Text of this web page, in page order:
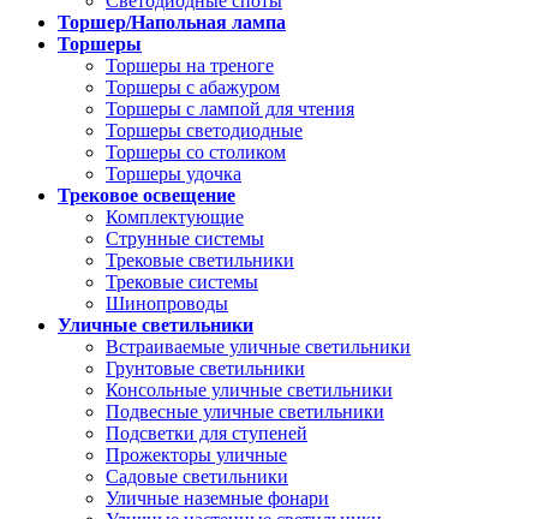
Торшер/Напольная лампа
Торшеры
Торшеры на треноге
Торшеры с абажуром
Торшеры с лампой для чтения
Торшеры светодиодные
Торшеры со столиком
Торшеры удочка
Трековое освещение
Комплектующие
Струнные системы
Трековые светильники
Трековые системы
Шинопроводы
Уличные светильники
Встраиваемые уличные светильники
Грунтовые светильники
Консольные уличные светильники
Подвесные уличные светильники
Подсветки для ступеней
Прожекторы уличные
Садовые светильники
Уличные наземные фонари